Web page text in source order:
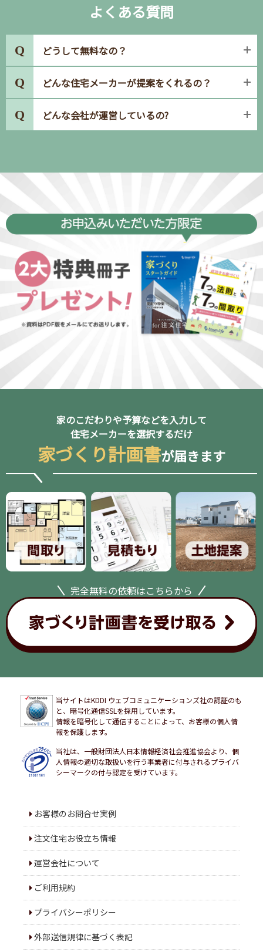
よくある質問
Q どうして無料なの？
住宅メーカーから広告料をいただいて運営しているため、お客
様のご利用は完全無料でサービスを提供しています。お客様が
利用料を加算することは一切ございません。安心してご利用く
ださい。
Q どんな住宅メーカーが提案をくれるの？
厳格な国家基準をクリアした住宅メーカーのみと提携しており
ます。また、どの会社から提案をもらうかはお客様ご自身で選
Q どんな会社が運営しているの?
家のこだわりや予算などを入力して
住宅メーカーを選択するだけ
家づくり計画書が届きます
完全無料の依頼はこちらから
当サイトはKDDI ウェブコミュニケーションズ社の認証のも
と、暗号化通信SSLを採用しています。
情報を暗号化して通信することによって、お客様の個人情
報を保護します。
当社は、一般財団法人日本情報経済社会推進協会より、個
人情報の適切な取扱いを行う事業者に付与されるプライバ
シーマークの付与認定を受けています。
お客様のお問合せ実例
注文住宅お役立ち情報
運営会社について
ご利用規約
プライバシーポリシー
外部送信規律に基づく表記